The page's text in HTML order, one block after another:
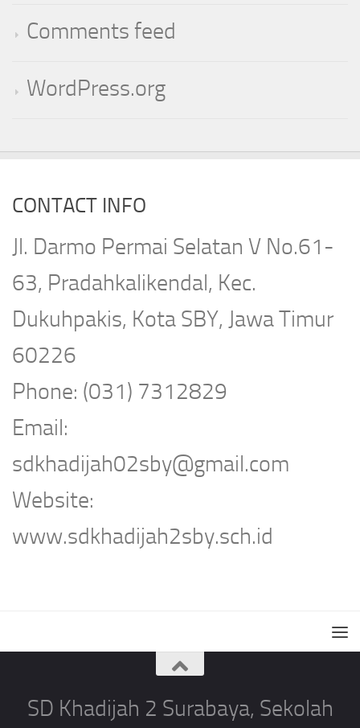
Comments feed
WordPress.org
CONTACT INFO
Jl. Darmo Permai Selatan V No.61-
63, Pradahkalikendal, Kec.
Dukuhpakis, Kota SBY, Jawa Timur
60226
Phone: (031) 7312829
Email:
sdkhadijah02sby@gmail.com
Website:
www.sdkhadijah2sby.sch.id
SD Khadijah 2 Surabaya, Sekolah